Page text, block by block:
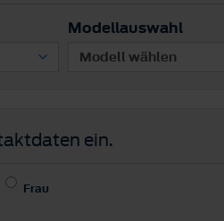
Modellauswahl
ein.
Frau